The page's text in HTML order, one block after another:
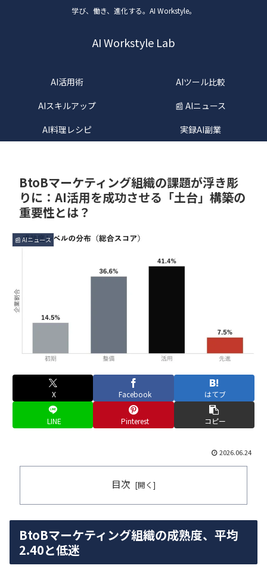
学び、働き、進化する。AI Workstyle。
AI Workstyle Lab
AI活用術
AIツール比較
AIスキルアップ
📰 AIニュース
AI料理レシピ
実録AI副業
BtoBマーケティング組織の課題が浮き彫
りに：AI活用を成功させる「土台」構築の
重要性とは？
📰 AIニュース
X Facebook はてブ
LINE Pinterest コピー
2026.06.24
目次
BtoBマーケティング組織の成熟度、平均
2.40と低迷